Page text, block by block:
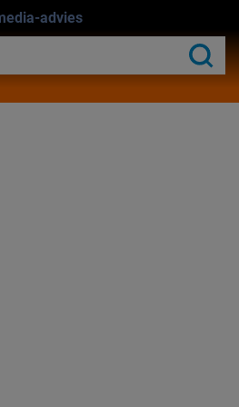
advies
No way! ''Wat een